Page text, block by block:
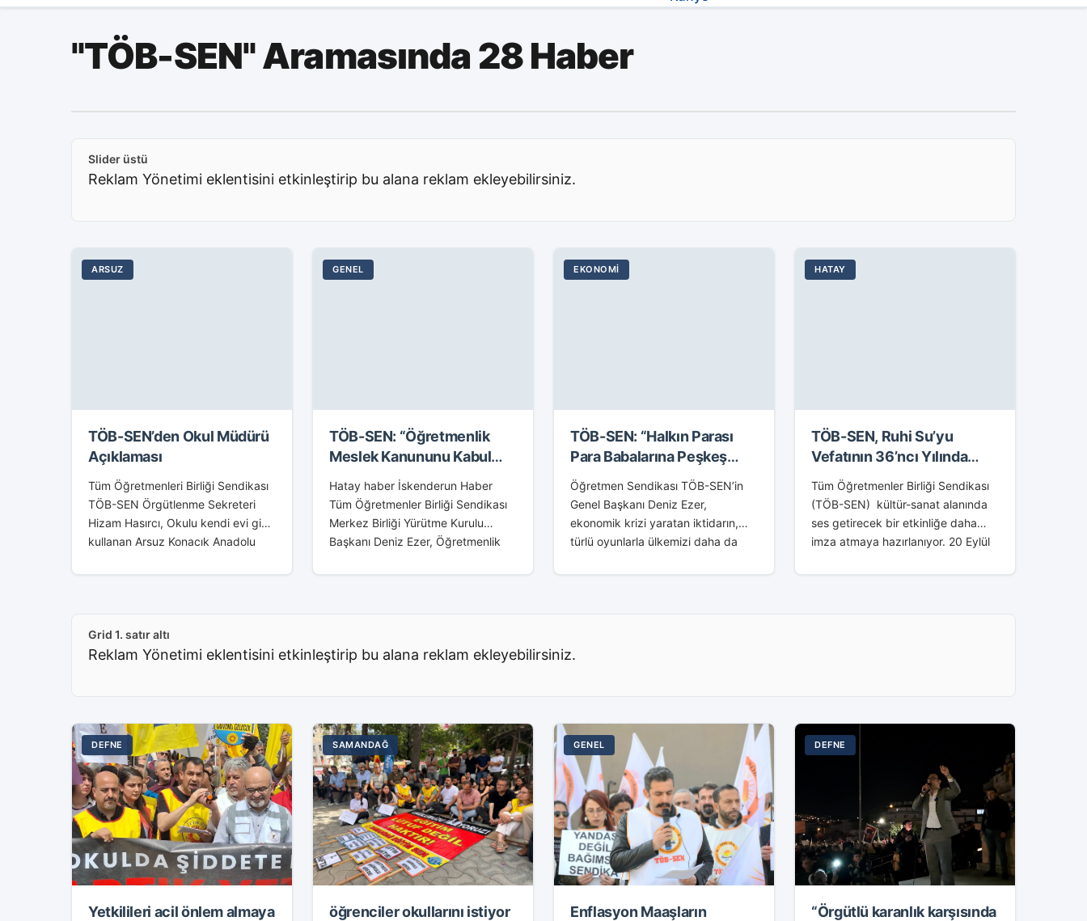
"TÖB-SEN" Aramasında 28 Haber
Slider üstü
Reklam Yönetimi eklentisini etkinleştirip bu alana reklam ekleyebilirsiniz.
ARSUZ
TÖB-SEN’den Okul Müdürü
Açıklaması
Tüm Öğretmenleri Birliği Sendikası
TÖB-SEN Örgütlenme Sekreteri
Hizam Hasırcı, Okulu kendi evi gibi
kullanan Arsuz Konacık Anadolu
Görevden alınmasını istedi. TÖB-
açıklamasında,...
GENEL
TÖB-SEN: “Öğretmenlik
Meslek Kanununu Kabul
Etmiyoruz!”
Hatay haber İskenderun Haber
Tüm Öğretmenler Birliği Sendikası
Merkez Birliği Yürütme Kurulu
Başkanı Deniz Ezer, Öğretmenlik
etmediklerini söyledi. Yürütme
açıklamasında, iş güvenceleri,
EKONOMI
TÖB-SEN: “Halkın Parası
Para Babalarına Peşkeş
Çekildi!”
Öğretmen Sendikası TÖB-SEN’in
Genel Başkanı Deniz Ezer,
ekonomik krizi yaratan iktidarın,
türlü oyunlarla ülkemizi daha da
olduğunu savundu. Ezer,
şunları kaydetti: “Bir...
HATAY
TÖB-SEN, Ruhi Su’yu
Vefatının 36’ncı Yılında
Anacak
Tüm Öğretmenler Birliği Sendikası
(TÖB-SEN) kültür-sanat alanında
ses getirecek bir etkinliğe daha
imza atmaya hazırlanıyor. 20 Eylül
müziğinin en önemli isimlerinden
Grid 1. satır altı
Reklam Yönetimi eklentisini etkinleştirip bu alana reklam ekleyebilirsiniz.
DEFNE
Yetkilileri acil önlem almaya
SAMANDAĞ
öğrenciler okullarını istiyor
GENEL
Enflasyon Maaşların
DEFNE
“Örgütlü karanlık karşısında